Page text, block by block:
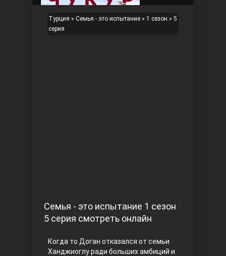
Турция » Семья - это испытание » 1 сезон » 5
серия
Семья - это испытание 1 сезон
5 серия смотреть онлайн
Когда то Доган отказался от семьи
Ханджиоглу ради больших амбиций и